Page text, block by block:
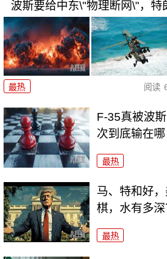
波斯要给中东\"物理断网\"，特
最热 阅读
F-35真被波
次到底输在哪
最热
马、特和好
棋，水有多深
最热